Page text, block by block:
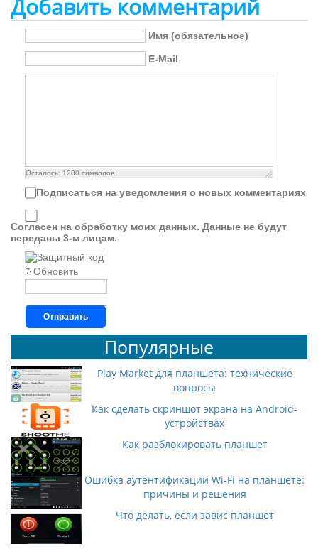
Добавить комментарий
Имя (обязательное)
E-Mail
Осталось: 1200 символов
Подписаться на уведомления о новых комментариях
Согласен на обработку моих данных. Данные не будут
переданы 3-м лицам.
Обновить
Отправить
Популярные
Play Market для планшета: технические
вопросы
Как сделать скриншот экрана на Android-
устройствах
Как разблокировать планшет
Ошибка аутентификации Wi-Fi на планшете:
причины и решения
Что делать, если завис планшет